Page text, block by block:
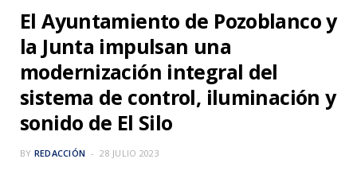
e a
El Ayuntamiento de Pozoblanco y
la Junta impulsan una
modernización integral del
sistema de control, iluminación y
sonido de El Silo
BY REDACCIÓN 28 JULIO 2023